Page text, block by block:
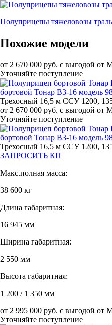
Полуприцепы тяжеловозы
Похожие модели
от 2 670 000 руб. с выгодой от
Уточняйте поступление
бортовой Тонар B3-16 модель
Трехосный 16,5 м ССУ 1200,
от 2 670 000 руб. с выгодой от
Уточняйте поступление
бортовой Тонар B3-16 модель
Трехосный 16,5 м ССУ 1200,
ЗАПРОСИТЬ КП
Макс.полная масса:
38 600 кг
Длина габаритная:
16 945 мм
Ширина габаритная:
2 550 мм
Высота габаритная:
1 200 / 1 350 мм
от 2 995 000 руб. с выгодой от
Уточняйте поступление